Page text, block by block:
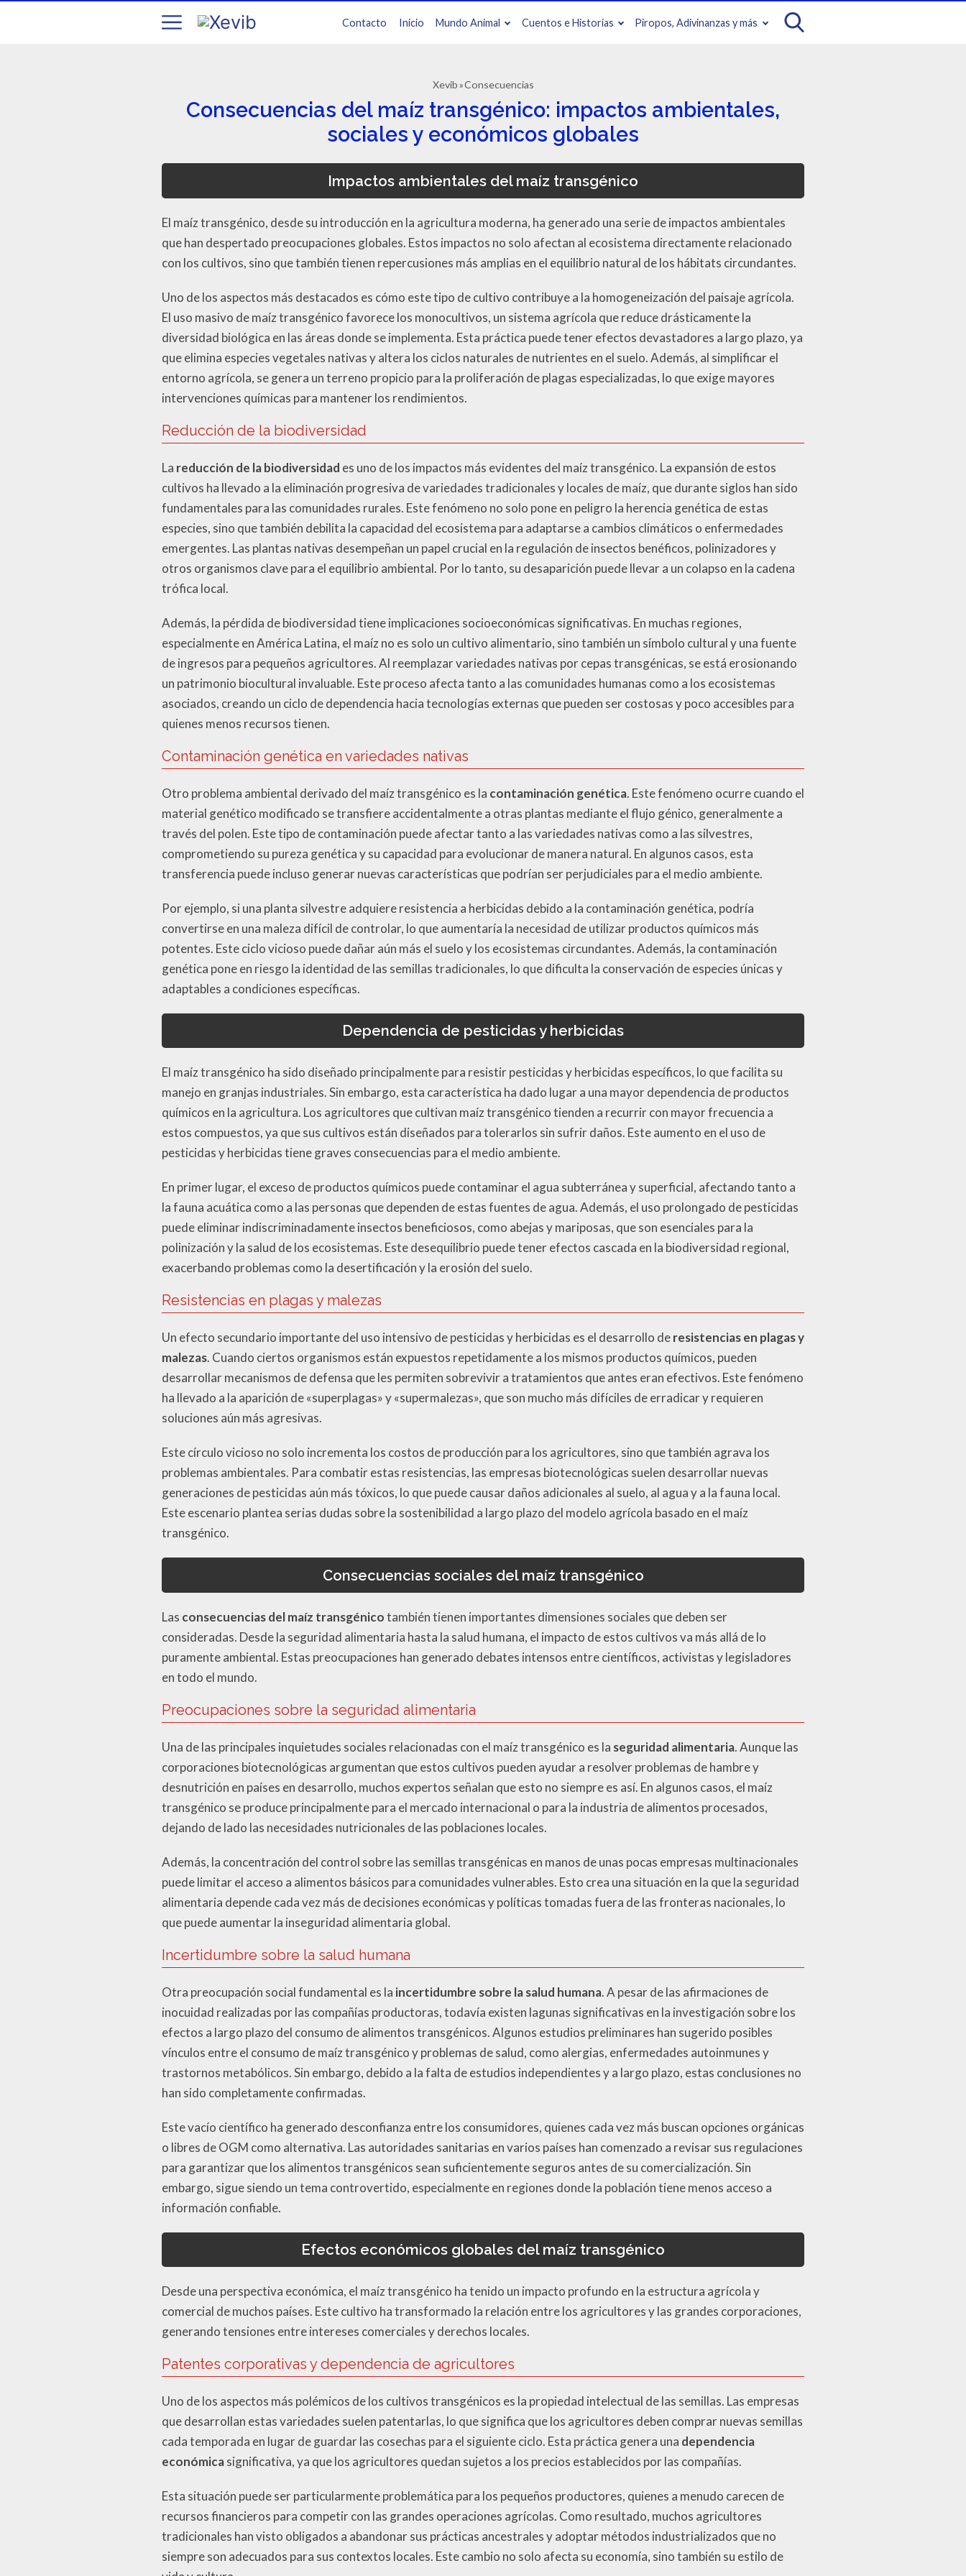
Contacto Inicio Mundo Animal Cuentos e Historias Piropos, Adivinanzas y más
Xevib Consecuencias
Consecuencias del maíz transgénico: impactos ambientales,
sociales y económicos globales
Impactos ambientales del maíz transgénico
El maíz transgénico, desde su introducción en la agricultura moderna, ha generado una serie de impactos ambientales
que han despertado preocupaciones globales. Estos impactos no solo afectan al ecosistema directamente relacionado
con los cultivos, sino que también tienen repercusiones más amplias en el equilibrio natural de los hábitats circundantes.
Uno de los aspectos más destacados es cómo este tipo de cultivo contribuye a la homogeneización del paisaje agrícola.
El uso masivo de maíz transgénico favorece los monocultivos, un sistema agrícola que reduce drásticamente la
diversidad biológica en las áreas donde se implementa. Esta práctica puede tener efectos devastadores a largo plazo, ya
que elimina especies vegetales nativas y altera los ciclos naturales de nutrientes en el suelo. Además, al simplificar el
entorno agrícola, se genera un terreno propicio para la proliferación de plagas especializadas, lo que exige mayores
intervenciones químicas para mantener los rendimientos.
Reducción de la biodiversidad
La reducción de la biodiversidad es uno de los impactos más evidentes del maíz transgénico. La expansión de estos
cultivos ha llevado a la eliminación progresiva de variedades tradicionales y locales de maíz, que durante siglos han sido
fundamentales para las comunidades rurales. Este fenómeno no solo pone en peligro la herencia genética de estas
especies, sino que también debilita la capacidad del ecosistema para adaptarse a cambios climáticos o enfermedades
emergentes. Las plantas nativas desempeñan un papel crucial en la regulación de insectos benéficos, polinizadores y
otros organismos clave para el equilibrio ambiental. Por lo tanto, su desaparición puede llevar a un colapso en la cadena
trófica local.
Además, la pérdida de biodiversidad tiene implicaciones socioeconómicas significativas. En muchas regiones,
especialmente en América Latina, el maíz no es solo un cultivo alimentario, sino también un símbolo cultural y una fuente
de ingresos para pequeños agricultores. Al reemplazar variedades nativas por cepas transgénicas, se está erosionando
un patrimonio biocultural invaluable. Este proceso afecta tanto a las comunidades humanas como a los ecosistemas
asociados, creando un ciclo de dependencia hacia tecnologías externas que pueden ser costosas y poco accesibles para
quienes menos recursos tienen.
Contaminación genética en variedades nativas
Otro problema ambiental derivado del maíz transgénico es la contaminación genética. Este fenómeno ocurre cuando el
material genético modificado se transfiere accidentalmente a otras plantas mediante el flujo génico, generalmente a
través del polen. Este tipo de contaminación puede afectar tanto a las variedades nativas como a las silvestres,
comprometiendo su pureza genética y su capacidad para evolucionar de manera natural. En algunos casos, esta
transferencia puede incluso generar nuevas características que podrían ser perjudiciales para el medio ambiente.
Por ejemplo, si una planta silvestre adquiere resistencia a herbicidas debido a la contaminación genética, podría
convertirse en una maleza difícil de controlar, lo que aumentaría la necesidad de utilizar productos químicos más
potentes. Este ciclo vicioso puede dañar aún más el suelo y los ecosistemas circundantes. Además, la contaminación
genética pone en riesgo la identidad de las semillas tradicionales, lo que dificulta la conservación de especies únicas y
adaptables a condiciones específicas.
Dependencia de pesticidas y herbicidas
El maíz transgénico ha sido diseñado principalmente para resistir pesticidas y herbicidas específicos, lo que facilita su
manejo en granjas industriales. Sin embargo, esta característica ha dado lugar a una mayor dependencia de productos
químicos en la agricultura. Los agricultores que cultivan maíz transgénico tienden a recurrir con mayor frecuencia a
estos compuestos, ya que sus cultivos están diseñados para tolerarlos sin sufrir daños. Este aumento en el uso de
pesticidas y herbicidas tiene graves consecuencias para el medio ambiente.
En primer lugar, el exceso de productos químicos puede contaminar el agua subterránea y superficial, afectando tanto a
la fauna acuática como a las personas que dependen de estas fuentes de agua. Además, el uso prolongado de pesticidas
puede eliminar indiscriminadamente insectos beneficiosos, como abejas y mariposas, que son esenciales para la
polinización y la salud de los ecosistemas. Este desequilibrio puede tener efectos cascada en la biodiversidad regional,
exacerbando problemas como la desertificación y la erosión del suelo.
Resistencias en plagas y malezas
Un efecto secundario importante del uso intensivo de pesticidas y herbicidas es el desarrollo deresistencias en plagas y
malezas. Cuando ciertos organismos están expuestos repetidamente a los mismos productos químicos, pueden
desarrollar mecanismos de defensa que les permiten sobrevivir a tratamientos que antes eran efectivos. Este fenómeno
ha llevado a la aparición de «superplagas» y «supermalezas», que son mucho más difíciles de erradicar y requieren
soluciones aún más agresivas.
Este círculo vicioso no solo incrementa los costos de producción para los agricultores, sino que también agrava los
problemas ambientales. Para combatir estas resistencias, las empresas biotecnológicas suelen desarrollar nuevas
generaciones de pesticidas aún más tóxicos, lo que puede causar daños adicionales al suelo, al agua y a la fauna local.
Este escenario plantea serias dudas sobre la sostenibilidad a largo plazo del modelo agrícola basado en el maíz
transgénico.
Consecuencias sociales del maíz transgénico
Las consecuencias del maíz transgénicotambién tienen importantes dimensiones sociales que deben ser
consideradas. Desde la seguridad alimentaria hasta la salud humana, el impacto de estos cultivos va más allá de lo
puramente ambiental. Estas preocupaciones han generado debates intensos entre científicos, activistas y legisladores
en todo el mundo.
Preocupaciones sobre la seguridad alimentaria
Una de las principales inquietudes sociales relacionadas con el maíz transgénico es la seguridad alimentaria. Aunque las
corporaciones biotecnológicas argumentan que estos cultivos pueden ayudar a resolver problemas de hambre y
desnutrición en países en desarrollo, muchos expertos señalan que esto no siempre es así. En algunos casos, el maíz
transgénico se produce principalmente para el mercado internacional o para la industria de alimentos procesados,
dejando de lado las necesidades nutricionales de las poblaciones locales.
Además, la concentración del control sobre las semillas transgénicas en manos de unas pocas empresas multinacionales
puede limitar el acceso a alimentos básicos para comunidades vulnerables. Esto crea una situación en la que la seguridad
alimentaria depende cada vez más de decisiones económicas y políticas tomadas fuera de las fronteras nacionales, lo
que puede aumentar la inseguridad alimentaria global.
Incertidumbre sobre la salud humana
Otra preocupación social fundamental es la incertidumbre sobre la salud humana. A pesar de las afirmaciones de
inocuidad realizadas por las compañías productoras, todavía existen lagunas significativas en la investigación sobre los
efectos a largo plazo del consumo de alimentos transgénicos. Algunos estudios preliminares han sugerido posibles
vínculos entre el consumo de maíz transgénico y problemas de salud, como alergias, enfermedades autoinmunes y
trastornos metabólicos. Sin embargo, debido a la falta de estudios independientes y a largo plazo, estas conclusiones no
han sido completamente confirmadas.
Este vacío científico ha generado desconfianza entre los consumidores, quienes cada vez más buscan opciones orgánicas
o libres de OGM como alternativa. Las autoridades sanitarias en varios países han comenzado a revisar sus regulaciones
para garantizar que los alimentos transgénicos sean suficientemente seguros antes de su comercialización. Sin
embargo, sigue siendo un tema controvertido, especialmente en regiones donde la población tiene menos acceso a
información confiable.
Efectos económicos globales del maíz transgénico
Desde una perspectiva económica, el maíz transgénico ha tenido un impacto profundo en la estructura agrícola y
comercial de muchos países. Este cultivo ha transformado la relación entre los agricultores y las grandes corporaciones,
generando tensiones entre intereses comerciales y derechos locales.
Patentes corporativas y dependencia de agricultores
Uno de los aspectos más polémicos de los cultivos transgénicos es la propiedad intelectual de las semillas. Las empresas
que desarrollan estas variedades suelen patentarlas, lo que significa que los agricultores deben comprar nuevas semillas
cada temporada en lugar de guardar las cosechas para el siguiente ciclo. Esta práctica genera una dependencia
económicasignificativa, ya que los agricultores quedan sujetos a los precios establecidos por las compañías.
Esta situación puede ser particularmente problemática para los pequeños productores, quienes a menudo carecen de
recursos financieros para competir con las grandes operaciones agrícolas. Como resultado, muchos agricultores
tradicionales han visto obligados a abandonar sus prácticas ancestrales y adoptar métodos industrializados que no
siempre son adecuados para sus contextos locales. Este cambio no solo afecta su economía, sino también su estilo de